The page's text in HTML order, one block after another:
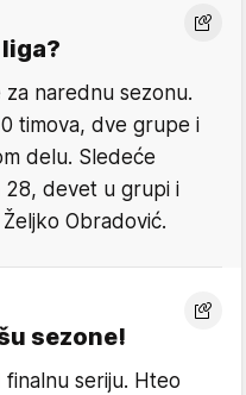
za narednu sezonu.
timova, dve grupe i
delu. Sledeće
28, devet u grupi i
Obradović.
sezone!
seriju. Hteo